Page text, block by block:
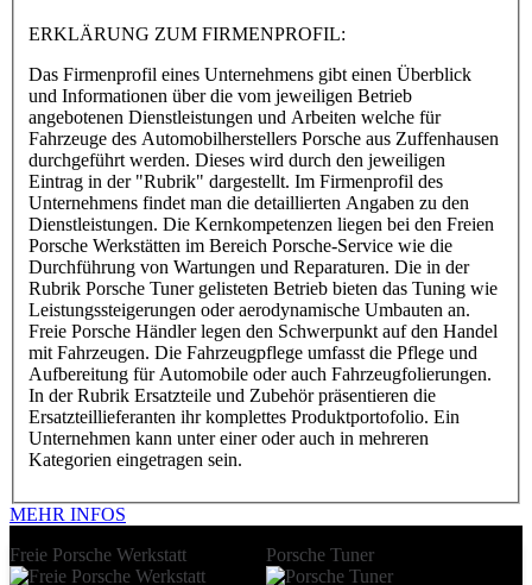
ERKLÄRUNG ZUM FIRMENPROFIL:
Das Firmenprofil eines Unternehmens gibt einen Überblick
und Informationen über die vom jeweiligen Betrieb
angebotenen Dienstleistungen und Arbeiten welche für
Fahrzeuge des Automobilherstellers Porsche aus Zuffenhausen
durchgeführt werden. Dieses wird durch den jeweiligen
Eintrag in der "Rubrik" dargestellt. Im Firmenprofil des
Unternehmens findet man die detaillierten Angaben zu den
Dienstleistungen. Die Kernkompetenzen liegen bei den Freien
Porsche Werkstätten im Bereich Porsche-Service wie die
Durchführung von Wartungen und Reparaturen. Die in der
Rubrik Porsche Tuner gelisteten Betrieb bieten das Tuning wie
Leistungssteigerungen oder aerodynamische Umbauten an.
Freie Porsche Händler legen den Schwerpunkt auf den Handel
mit Fahrzeugen. Die Fahrzeugpflege umfasst die Pflege und
Aufbereitung für Automobile oder auch Fahrzeugfolierungen.
In der Rubrik Ersatzteile und Zubehör präsentieren die
Ersatzteillieferanten ihr komplettes Produktportofolio. Ein
Unternehmen kann unter einer oder auch in mehreren
Kategorien eingetragen sein.
MEHR INFOS
Freie Porsche Werkstatt
Porsche Tuner